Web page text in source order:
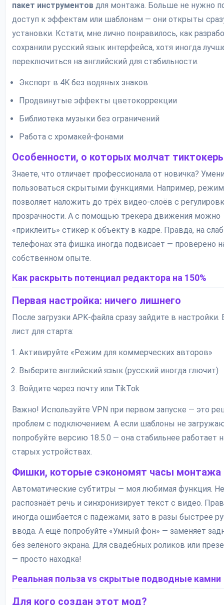
пакет инструментов для монтажа. Больше не нужно
доступ к эффектам или шаблонам — они открыты
установки. Кстати, мне лично понравилось, как
сохранили русский язык интерфейса, хотя иногда
переключиться на английский для стабильности.
Экспорт в 4K без водяных знаков
Продвинутые эффекты цветокоррекции
Библиотека музыки без ограничений
Работа с хромакей-фонами
Особенности, о которых молчат
Знаете, что отличает профессионала от новичка?
пользоваться скрытыми функциями. Например,
позволяет наложить до трёх видео-слоёв с
прозрачности. А с помощью трекера движения можно
«приклеить» стикер к объекту в кадре. Правда, на
телефонах эта фишка иногда подвисает — проверено
собственном опыте.
Как раскрыть потенциал редактора на 150%
Первая настройка: ничего лишнего
После загрузки APK-файла сразу зайдите в настройки.
лист для старта:
Активируйте «Режим для коммерческих авторов»
Выберите английский язык (русский иногда глючит)
Войдите через почту или TikTok
Важно! Используйте VPN при первом запуске — это
проблем с подключением. А если шаблоны не
попробуйте версию 18.5.0 — она стабильнее работает
старых устройствах.
Фишки, которые сэкономят часы монтажа
Автоматические субтитры — моя любимая функция.
распознаёт речь и синхронизирует текст с видео.
иногда ошибается с падежами, зато в разы быстрее
ввода. А ещё попробуйте «Умный фон» — заменяет
без зелёного экрана. Для свадебных роликов или
— просто находка!
Реальная польза vs скрытые подводные камни
Для кого создан этот мод?